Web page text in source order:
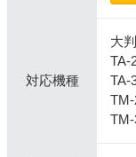
対応機種
大
TA-
TA-